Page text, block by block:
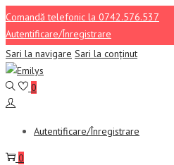
Comandă telefonic la 0742.576.537
Autentificare/Înregistrare
Sari la navigare Sari la conținut
0
Autentificare/Înregistrare
0